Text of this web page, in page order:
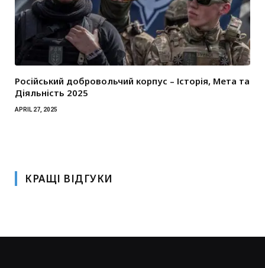
Російський добровольчий корпус – Історія, Мета та
Діяльність 2025
APRIL 27, 2025
КРАЩІ ВІДГУКИ